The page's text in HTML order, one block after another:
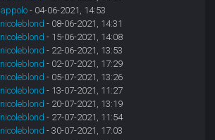
appolo - 04-06-2021, 14:53
nicoleblond - 08-06-2021, 14:31
nicoleblond - 15-06-2021, 14:08
nicoleblond - 22-06-2021, 13:53
nicoleblond - 02-07-2021, 17:29
nicoleblond - 05-07-2021, 13:26
nicoleblond - 13-07-2021, 11:27
nicoleblond - 20-07-2021, 13:19
nicoleblond - 27-07-2021, 11:54
nicoleblond - 30-07-2021, 17:03